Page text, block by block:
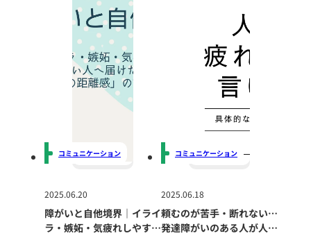
2025.06.20
障がいと自他境界｜イライ
ラ・嫉妬・気疲れしやすい
コミュニケーション
2025.06.18
頼むのが苦手・断れない…
発達障がいのある人が人間
コミュニケーション